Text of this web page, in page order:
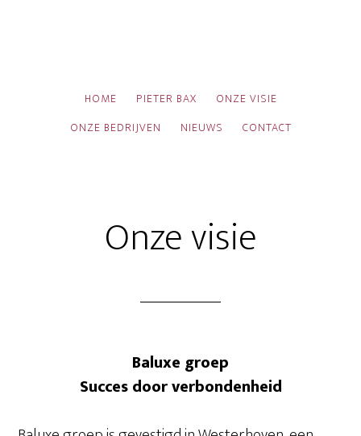
HOME PIETER BAX
ONZE VISIE
ONZE BEDRIJVEN
NIEUWS CONTACT
Onze visie
Baluxe groep
Succes door verbondenheid